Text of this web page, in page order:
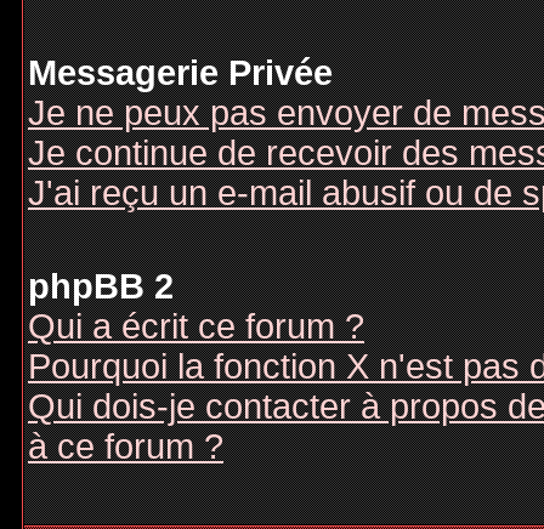
Messagerie Privée
Je ne peux pas envoyer de
Je continue de recevoir des
J'ai reçu un e-mail abusif ou de
phpBB 2
Qui a écrit ce forum ?
Pourquoi la fonction X n'est pas
Qui dois-je contacter à propos
à ce forum ?